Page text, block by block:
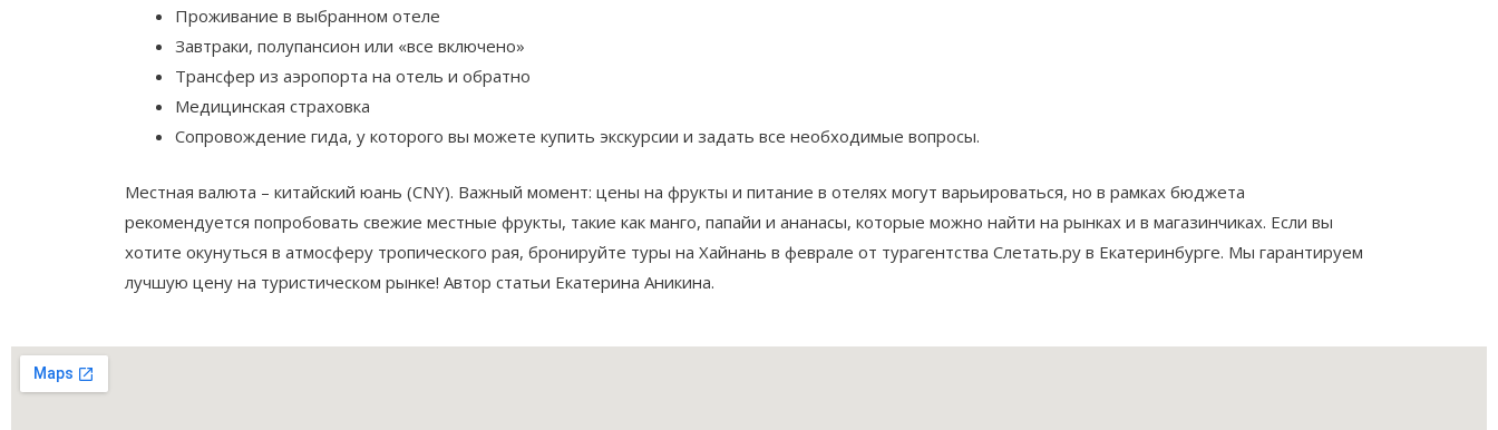
Проживание в выбранном отеле
Завтраки, полупансион или «все включено»
Трансфер из аэропорта на отель и обратно
Медицинская страховка
Сопровождение гида, у которого вы можете купить экскурсии и задать все необходимые вопросы.
Местная валюта – китайский юань (CNY). Важный момент: цены на фрукты и питание в отелях могут варьироваться, но в рамках бюджета
рекомендуется попробовать свежие местные фрукты, такие как манго, папайи и ананасы, которые можно найти на рынках и в магазинчиках. Если вы
хотите окунуться в атмосферу тропического рая, бронируйте туры на Хайнань в феврале от турагентства Слетать.ру в Екатеринбурге. Мы гарантируем
лучшую цену на туристическом рынке! Автор статьи Екатерина Аникина.